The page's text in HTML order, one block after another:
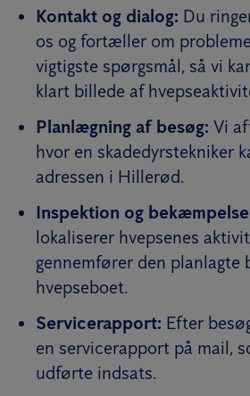
Kontakt og dialog: Du
os og fortæller om
vigtigste spørgsmål, så vi
klart billede af
Planlægning af besøg: Vi
hvor en skadedyrstekniker
adressen i Hillerød.
Inspektion og
lokaliserer hvepsenes
gennemfører den planlagte
hvepseboet.
Servicerapport: Efter
en servicerapport på mail,
udførte indsats.